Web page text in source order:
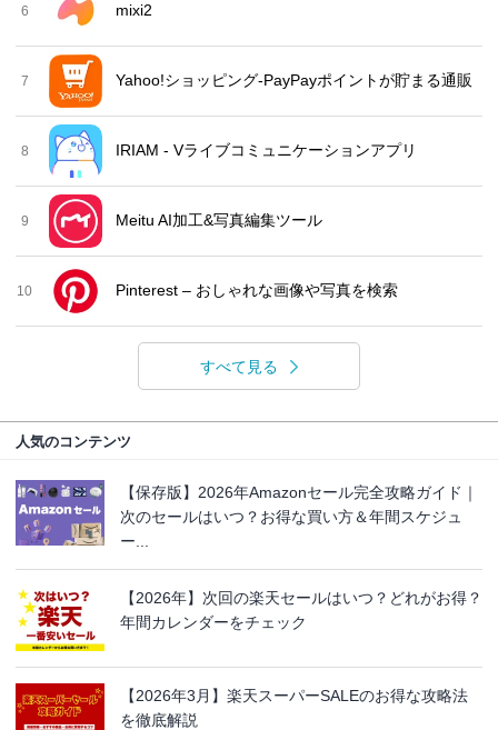
6 mixi2
7 Yahoo!ショッピング-PayPayポイントが貯まる通販
8 IRIAM - Vライブコミュニケーションアプリ
9 Meitu AI加工&写真編集ツール
10 Pinterest – おしゃれな画像や写真を検索
すべて見る
人気のコンテンツ
【保存版】2026年Amazonセール完全攻略ガイド｜
次のセールはいつ？お得な買い方＆年間スケジュ
ー...
【2026年】次回の楽天セールはいつ？どれがお得？
年間カレンダーをチェック
【2026年3月】楽天スーパーSALEのお得な攻略法
を徹底解説